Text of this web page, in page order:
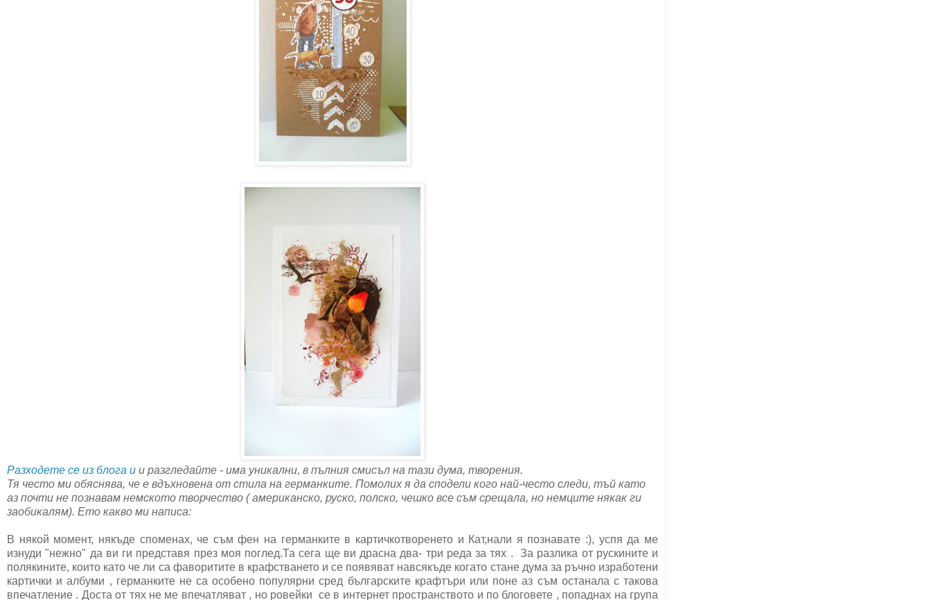
Разходете се из блога и и разгледайте - има уникални, в пълния смисъл на тази дума, творения.
Тя често ми обяснява, че е вдъхновена от стила на германките. Помолих я да сподели кого най-често следи, тъй като
аз почти не познавам немското творчество ( американско, руско, полско, чешко все съм срещала, но немците някак ги
заобикалям). Ето какво ми написа:
В някой момент, някъде споменах, че съм фен на германките в картичкотворенето и Кат,нали я познавате :), успя да ме
изнуди "нежно" да ви ги представя през моя поглед.Та сега ще ви драсна два- три реда за тях . За разлика от рускините и
полякините, които като че ли са фаворитите в крафстването и се появяват навсякъде когато стане дума за ръчно изработени
картички и албуми , германките не са особено популярни сред българските крафтъри или поне аз съм останала с такова
впечатление . Доста от тях не ме впечатляват , но ровейки се в интернет пространството и по блоговете , попаднах на група